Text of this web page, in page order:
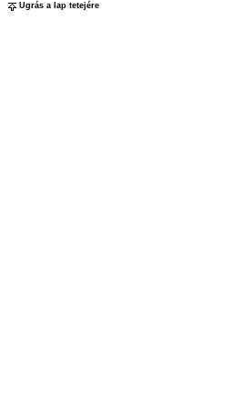
Ugrás a lap tetejére